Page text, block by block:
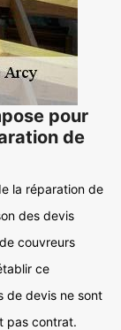
pour
de
la réparation de
des devis
couvreurs
ce
de devis ne sont
pas contrat.